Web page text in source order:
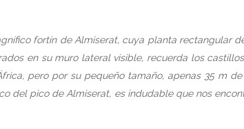
fortín de Almiserat, cuya planta rectangular
en su muro lateral visible, recuerda los
pero por su pequeño tamaño, apenas 35 m
del pico de Almiserat, es indudable que nos